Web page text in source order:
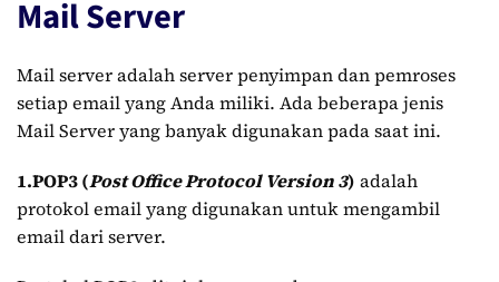
Mail Server
Mail server adalah server penyimpan dan pemroses
setiap email yang Anda miliki. Ada beberapa jenis
Mail Server yang banyak digunakan pada saat ini.
1.POP3 (Post Office Protocol Version 3) adalah
protokol email yang digunakan untuk mengambil
email dari server.